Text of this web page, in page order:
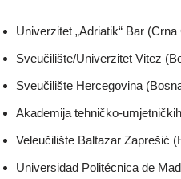
Univerzitet „Adriatik“ Bar (Crna
Sveučilište/Univerzitet Vitez
Sveučilište Hercegovina
Akademija tehničko-
Veleučilište Baltazar Zaprešić
Universidad Politécnica de